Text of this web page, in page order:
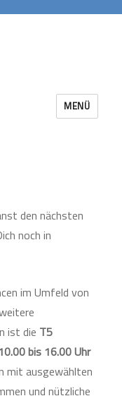
MENÜ
den nächsten
noch in
im Umfeld von
ist die T5
bis 16.00 Uhr
mit ausgewählten
und nützliche